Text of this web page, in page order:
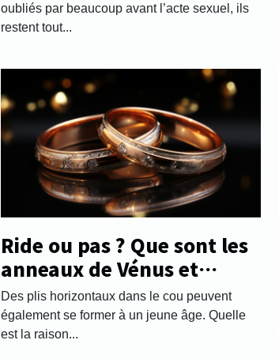
oubliés par beaucoup avant l’acte sexuel, ils
restent tout...
Ride ou pas ? Que sont les
anneaux de Vénus et
comment les gérer.
Des plis horizontaux dans le cou peuvent
également se former à un jeune âge. Quelle
est la raison...